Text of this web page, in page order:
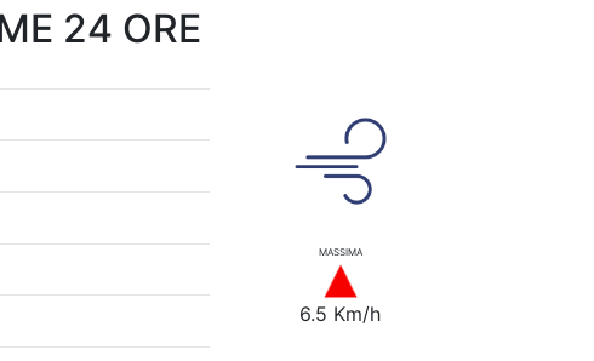
24 ORE
MASSIMA
6.5 Km/h